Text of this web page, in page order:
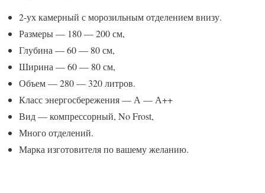
2-ух камерный с морозильным отделением внизу.
Размеры — 180 — 200 см,
Глубина — 60 — 80 см,
Ширина — 60 — 80 см,
Объем — 280 — 320 литров.
Класс энергосбережения — А — А++
Вид — компрессорный, No Frost,
Много отделений.
Марка изготовителя по вашему желанию.